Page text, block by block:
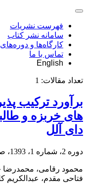
فهرست نشریات
سامانه نشر کتاب
کارگاه‌ها و
تماس با ما
English
تعداد مقالات: 1
برآورد ترکیب‏
های خربزه و
دای‏ آلل
دوره 2، شماره 1، 1393، صفحه
محمود رقامی، محمدرضا
فتاحی مقدم، عبدالکریم